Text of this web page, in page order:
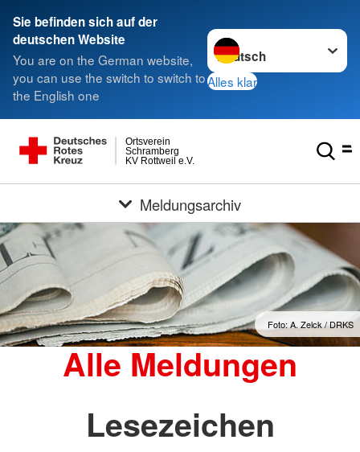
Sie befinden sich auf der
deutschen Website
You are on the German website,
you can use the switch to switch to
the English one
Sprache wechseln zu
Alles klar
KV Rottweil e.V.
Schramberg
Ortsverein
Meldungsarchiv
Foto: A. Zelck / DRKS
Alle Meldungen
Lesezeichen